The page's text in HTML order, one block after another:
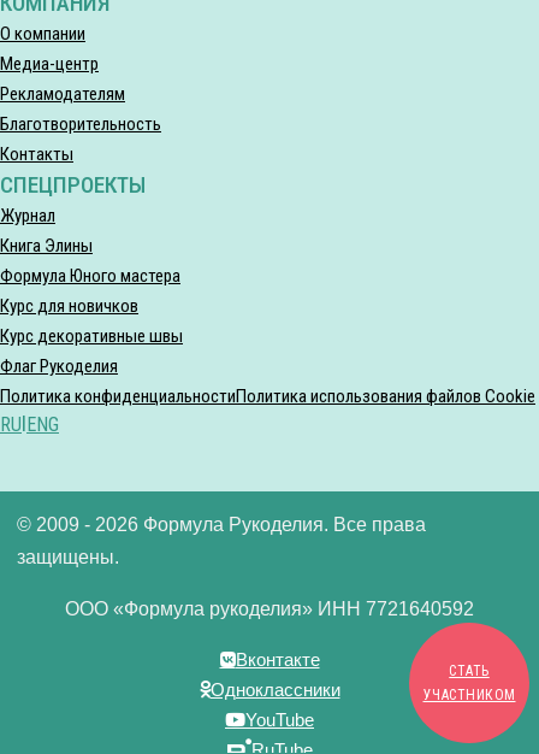
О компании
Медиа-центр
Рекламодателям
Благотворительность
Контакты
СПЕЦПРОЕКТЫ
Журнал
Книга Элины
Формула Юного мастера
Курс для новичков
Курс декоративные швы
Флаг Рукоделия
СТАТЬ
УЧАСТНИКОМ
Политика конфиденциальностиПолитика использования файлов Cookie
RU ENG
© 2009 - 2026 Формула Рукоделия. Все права
защищены.
ООО «Формула рукоделия» ИНН 7721640592
Вконтакте
Одноклассники
YouTube
RuTube